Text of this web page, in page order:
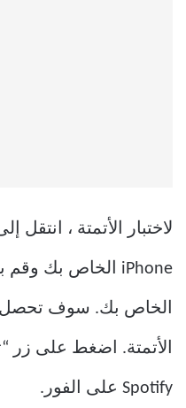
لاختبار الأتمتة ،
الخاص بك. سوف تحصل
الأتمتة. اضغط على زر
Spotify على الفور.